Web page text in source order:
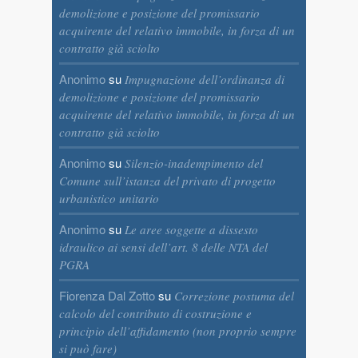
demolizione e posizione del promissario
acquirente del relativo immobile, in forza di un
contratto già sciolto
Anonimosu Impugnazione dell’ordinanza di
demolizione e posizione del promissario
acquirente del relativo immobile, in forza di un
contratto già sciolto
Anonimosu Silenzio-inadempimento del
Comune sull’istanza del privato di progetto
urbanistico unitario
Anonimosu Le aree soggette a dissesto
idraulico ai sensi dell’art. 8 delle NTA del
PGRA
Fiorenza Dal Zottosu Correzione postuma del
calcolo del contributo di costruzione e
principio dell’affidamento (non proprio sempre
si può fare)